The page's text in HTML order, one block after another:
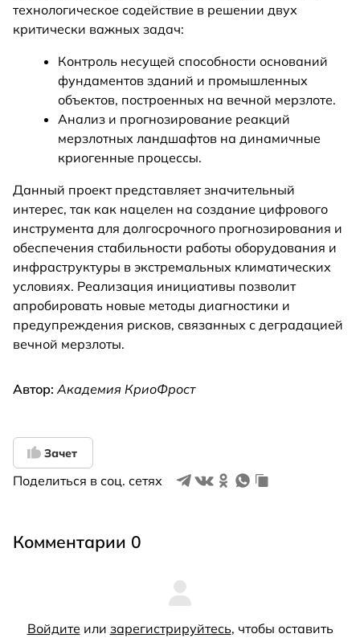
технологическое содействие в решении двух
критически важных задач:
Контроль несущей способности оснований
фундаментов зданий и промышленных
объектов, построенных на вечной мерзлоте.
Анализ и прогнозирование реакций
мерзлотных ландшафтов на динамичные
криогенные процессы.
Данный проект представляет значительный
интерес, так как нацелен на создание цифрового
инструмента для долгосрочного прогнозирования и
обеспечения стабильности работы оборудования и
инфраструктуры в экстремальных климатических
условиях. Реализация инициативы позволит
апробировать новые методы диагностики и
предупреждения рисков, связанных с деградацией
вечной мерзлоты.
Автор:Академия КриоФрост
Зачет
Поделиться в соц. сетях
Комментарии 0
Войдите или зарегистрируйтесь, чтобы оставить